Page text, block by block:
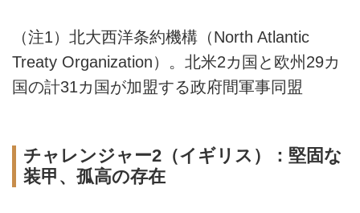
（注1）北大西洋条約機構（North Atlantic
Treaty Organization）。北米2カ国と欧州29カ
国の計31カ国が加盟する政府間軍事同盟
チャレンジャー2（イギリス）：堅固な
装甲、孤高の存在